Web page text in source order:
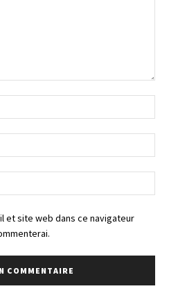
:*
:*
:
et site web dans ce navigateur